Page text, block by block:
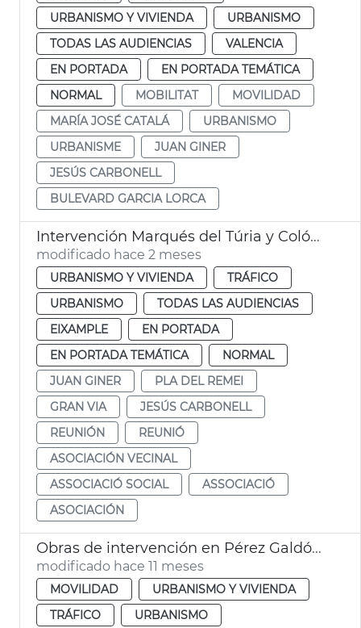
URBANISMO Y VIVIENDA
URBANISMO
TODAS LAS AUDIENCIAS
VALENCIA
EN PORTADA
EN PORTADA TEMÁTICA
NORMAL
MOBILITAT
MOVILIDAD
MARÍA JOSÉ CATALÁ
URBANISMO
URBANISME
JUAN GINER
JESÚS CARBONELL
BULEVARD GARCIA LORCA
Intervención Marqués del Túria y Colón València
modificado hace 2 meses
URBANISMO Y VIVIENDA
TRÁFICO
URBANISMO
TODAS LAS AUDIENCIAS
EIXAMPLE
EN PORTADA
EN PORTADA TEMÁTICA
NORMAL
JUAN GINER
PLA DEL REMEI
GRAN VIA
JESÚS CARBONELL
REUNIÓN
REUNIÓ
ASOCIACIÓN VECINAL
ASSOCIACIÓ SOCIAL
ASSOCIACIÓ
ASOCIACIÓN
Obras de intervención en Pérez Galdós y Giorgeta
modificado hace 11 meses
MOVILIDAD
URBANISMO Y VIVIENDA
TRÁFICO
URBANISMO